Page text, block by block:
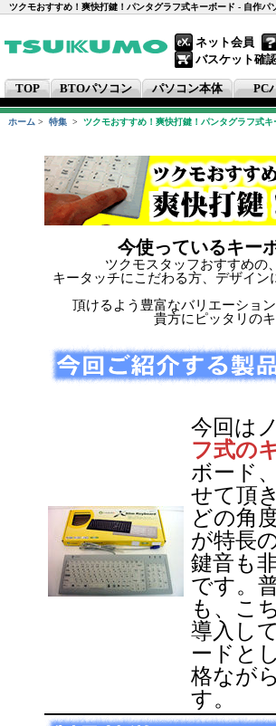
ツクモおすすめ！爽快打鍵！パンタグラフ式キーボード - 自作
ネット会員
バスケット確
TOP BTOパソコン パソコン本体 PC
ホーム > 特集 > ツクモおすすめ！爽快打鍵！パンタグラフ式キ
今使っているキー
ツクモスタッフおすすめの
キータッチにこだわる方、デザイ
頂けるよう豊富なバリエーショ
貴方にピッタリの
今回は
フ式の
ボード
せて頂
どの角
が特長
鍵音も
です。
も、こ
導入し
ードと
格なが
す。